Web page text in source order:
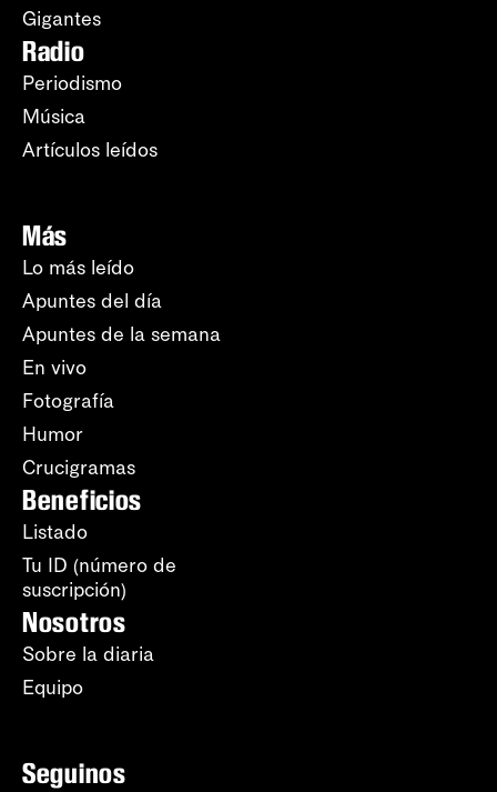
Gigantes
Radio
Periodismo
Música
Artículos leídos
Más
Lo más leído
Apuntes del día
Apuntes de la semana
En vivo
Fotografía
Humor
Crucigramas
Beneficios
Listado
Tu ID (número de
suscripción)
Nosotros
Sobre la diaria
Equipo
Seguinos